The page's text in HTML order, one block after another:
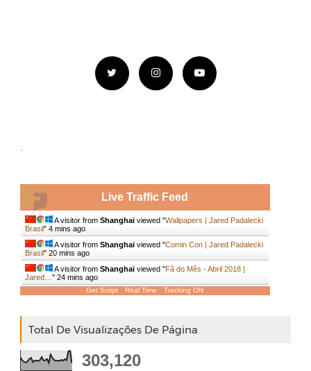
.
Live Traffic Feed
A visitor from Shanghaiviewed "Wallpapers | Jared Padalecki
Brasil" 4 mins ago
A visitor from Shanghaiviewed "Comin Con | Jared Padalecki
Brasil" 20 mins ago
A visitor from Shanghaiviewed "Fã do Mês - Abril 2018 |
Jared… " 24 mins ago
Get Script Real Time Tracking ON
Total De Visualizações De Página
303,120